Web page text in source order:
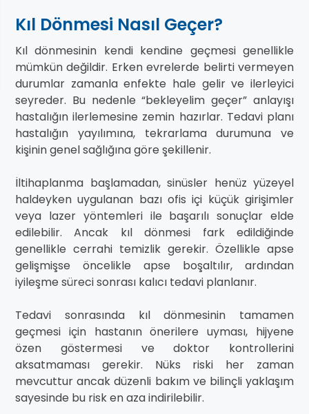
Kıl Dönmesi Nasıl Geçer?
Kıl dönmesinin kendi kendine geçmesi genellikle
mümkün değildir. Erken evrelerde belirti vermeyen
durumlar zamanla enfekte hale gelir ve ilerleyici
seyreder. Bu nedenle “bekleyelim geçer” anlayışı
hastalığın ilerlemesine zemin hazırlar. Tedavi planı
hastalığın yayılımına, tekrarlama durumuna ve
kişinin genel sağlığına göre şekillenir.
İltihaplanma başlamadan, sinüsler henüz yüzeyel
haldeyken uygulanan bazı ofis içi küçük girişimler
veya lazer yöntemleri ile başarılı sonuçlar elde
edilebilir. Ancak kıl dönmesi fark edildiğinde
genellikle cerrahi temizlik gerekir. Özellikle apse
gelişmişse öncelikle apse boşaltılır, ardından
iyileşme süreci sonrası kalıcı tedavi planlanır.
Tedavi sonrasında kıl dönmesinin tamamen
geçmesi için hastanın önerilere uyması, hijyene
özen göstermesi ve doktor kontrollerini
aksatmaması gerekir. Nüks riski her zaman
mevcuttur ancak düzenli bakım ve bilinçli yaklaşım
sayesinde bu risk en aza indirilebilir.